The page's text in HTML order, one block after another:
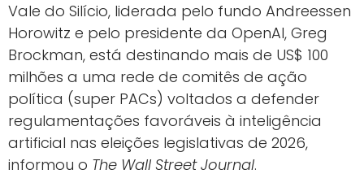
Vale do Silício, liderada pelo fundo Andreessen
Horowitz e pelo presidente da OpenAI, Greg
Brockman, está destinando mais de US$ 100
milhões a uma rede de comitês de ação
política (super PACs) voltados a defender
regulamentações favoráveis à inteligência
artificial nas eleições legislativas de 2026,
informou o The Wall Street Journal.